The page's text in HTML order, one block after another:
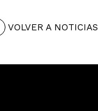
VOLVER A NOTICIAS